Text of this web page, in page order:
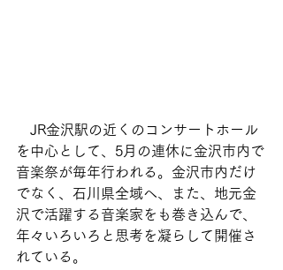
JR金沢駅の近くのコンサートホール
を中心として、5月の連休に金沢市内で
音楽祭が毎年行われる。金沢市内だけ
でなく、石川県全域へ、また、地元金
沢で活躍する音楽家をも巻き込んで、
年々いろいろと思考を凝らして開催さ
れている。